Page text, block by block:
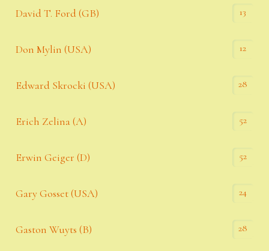
David T. Ford (GB) 13
Don Mylin (USA) 12
Edward Skrocki (USA) 28
Erich Zelina (A) 52
Erwin Geiger (D) 52
Gary Gosset (USA) 24
Gaston Wuyts (B) 28